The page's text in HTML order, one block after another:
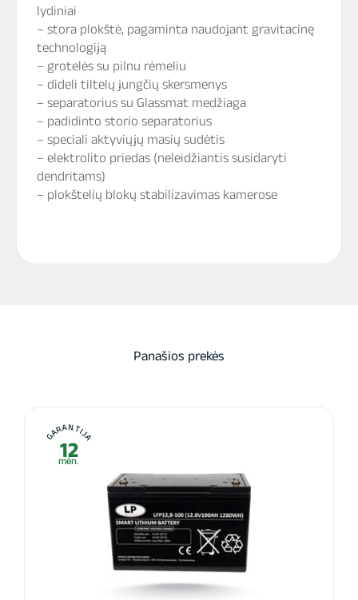
lydiniai
– stora plokštė, pagaminta naudojant gravitacinę
technologiją
– grotelės su pilnu rėmeliu
– dideli tiltelų jungčių skersmenys
– separatorius su Glassmat medžiaga
– padidinto storio separatorius
– speciali aktyviųjų masių sudėtis
– elektrolito priedas (neleidžiantis susidaryti
dendritams)
– plokštelių blokų stabilizavimas kamerose
Panašios prekės
GARANTIJA
12
mėn.